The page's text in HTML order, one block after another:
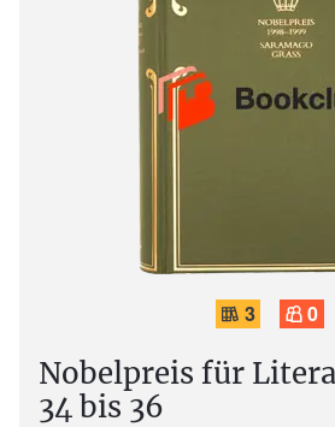
3 0
Nobelpreis für
34 bis 36